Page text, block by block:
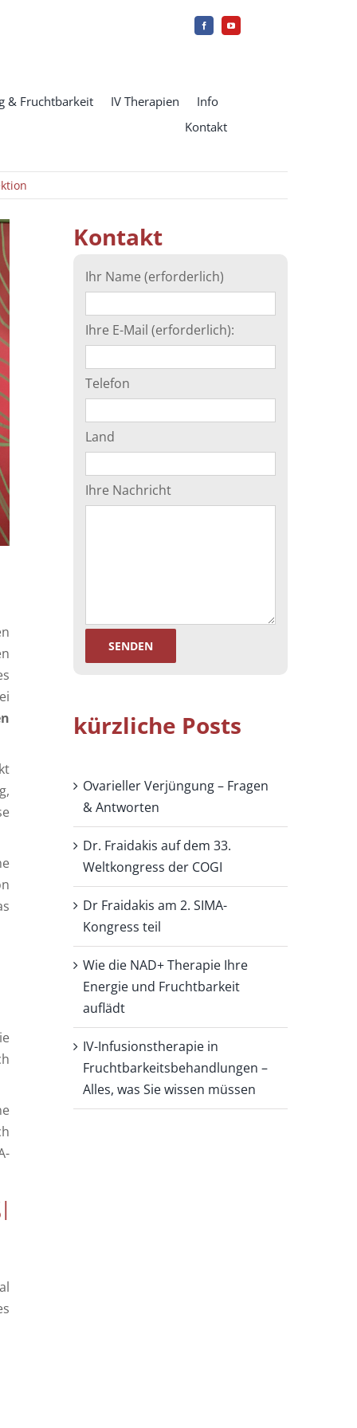
& Fruchtbarkeit IV Therapien
Info
Kontakt
Kontakt
Ihr Name (erforderlich)
Ihre E-Mail (erforderlich):
Telefon
Land
Ihre Nachricht
kürzliche Posts
Ovarieller Verjüngung – Fragen
& Antworten
Dr. Fraidakis auf dem 33.
Weltkongress der COGI
Dr Fraidakis am 2. SIMA-
Kongress teil
Wie die NAD+ Therapie Ihre
Energie und Fruchtbarkeit
auflädt
IV-Infusionstherapie in
Fruchtbarkeitsbehandlungen –
Alles, was Sie wissen müssen